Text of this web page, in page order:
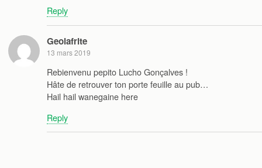
Reply
Geolafrite
13 mars 2019
Rebienvenu pepito Lucho Gonçalves !
Hâte de retrouver ton porte feuille au pub…
Hail hail wanegaine here
Reply